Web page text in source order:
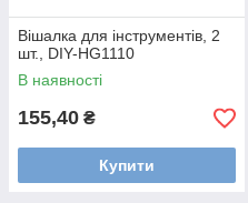
Вішалка для інструментів, 2
шт., DIY-HG1110
В наявності
155,40 ₴
Купити